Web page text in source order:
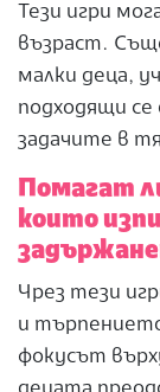
Тези игри
възраст.
малки деца,
подходящи
задачите в
Помагат
които
Чрез тези
и
фокусът